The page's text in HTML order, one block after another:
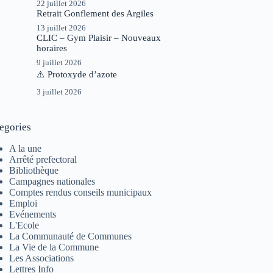
22 juillet 2026
Retrait Gonflement des Argiles
13 juillet 2026
CLIC – Gym Plaisir – Nouveaux
horaires
9 juillet 2026
⚠️ Protoxyde d’azote
3 juillet 2026
A la une
Arrêté prefectoral
Bibliothèque
Campagnes nationales
Comptes rendus conseils municipaux
Emploi
Evénements
L'Ecole
La Communauté de Communes
La Vie de la Commune
Les Associations
Lettres Info